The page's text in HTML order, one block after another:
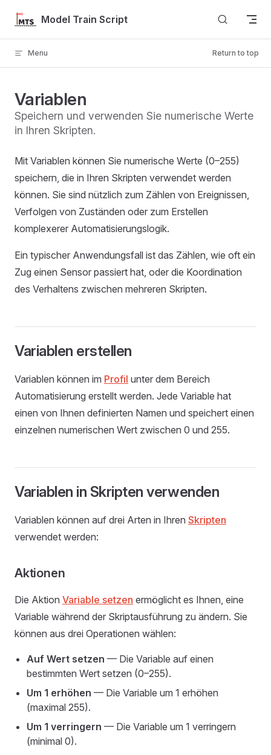
Skip to contentModel Train Script
Menu Return to top
Variablen
Speichern und verwenden Sie numerische Werte
in Ihren Skripten.
Mit Variablen können Sie numerische Werte (0–255)
speichern, die in Ihren Skripten verwendet werden
können. Sie sind nützlich zum Zählen von Ereignissen,
Verfolgen von Zuständen oder zum Erstellen
komplexerer Automatisierungslogik.
Ein typischer Anwendungsfall ist das Zählen, wie oft ein
Zug einen Sensor passiert hat, oder die Koordination
des Verhaltens zwischen mehreren Skripten.
Variablen erstellen
Variablen können im Profil unter dem Bereich
Automatisierung erstellt werden. Jede Variable hat
einen von Ihnen definierten Namen und speichert einen
einzelnen numerischen Wert zwischen 0 und 255.
Variablen in Skripten verwenden
Variablen können auf drei Arten in Ihren Skripten
verwendet werden:
Aktionen
Die Aktion Variable setzen ermöglicht es Ihnen, eine
Variable während der Skriptausführung zu ändern. Sie
können aus drei Operationen wählen:
Auf Wert setzen — Die Variable auf einen
bestimmten Wert setzen (0–255).
Um 1 erhöhen — Die Variable um 1 erhöhen
(maximal 255).
Um 1 verringern — Die Variable um 1 verringern
(minimal 0).